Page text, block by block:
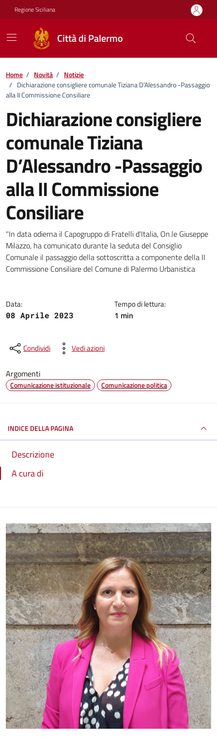
Vai ai contenuti
Vai al footer
Regione Siciliana
Città di Palermo
Home / Novità / Notizie
/ Dichiarazione consigliere comunale Tiziana D’Alessandro -Passaggio
alla II Commissione Consiliare
Dichiarazione consigliere
comunale Tiziana
D’Alessandro -Passaggio
alla II Commissione
Consiliare
Dettagli della notizia
"In data odierna il Capogruppo di Fratelli d'Italia, On.le Giuseppe
Milazzo, ha comunicato durante la seduta del Consiglio
Comunale il passaggio della sottoscritta a componente della II
Commissione Consiliare del Comune di Palermo Urbanistica
Data:
08 Aprile 2023
Tempo di lettura:
1 min
Condividi Vedi azioni
Argomenti
Comunicazione istituzionale Comunicazione politica
INDICE DELLA PAGINA
Descrizione
A cura di